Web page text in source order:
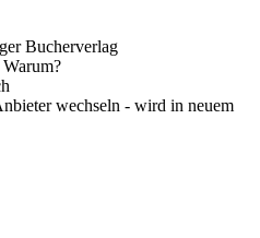
Bucherverlag
wechseln - wird in neuem